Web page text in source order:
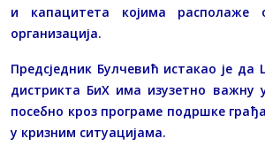
и капацитета којима располаже
организација.
Предсједник Булчевић истакао је да
дистрикта БиХ има изузетно важну
посебно кроз програме подршке
у кризним ситуацијама.